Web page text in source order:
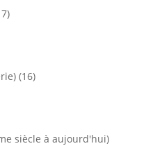
(16)
siècle à aujourd'hui)